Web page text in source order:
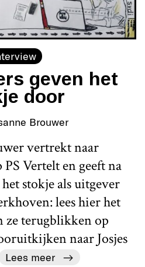
geven het
door
Brouwer
vertrekt naar
PS Vertelt en geeft na
stokje als uitgever
lees hier het
ze terugblikken op
naar Josjes
Lees meer